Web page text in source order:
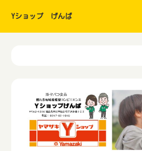
Yショップ げんば